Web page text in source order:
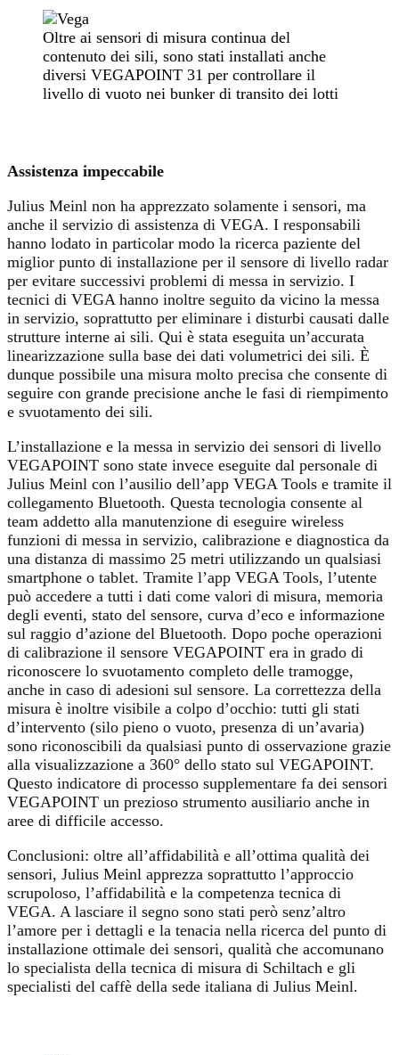
Oltre ai sensori di misura continua del
contenuto dei sili, sono stati installati anche
diversi VEGAPOINT 31 per controllare il
livello di vuoto nei bunker di transito dei lotti
Assistenza impeccabile
Julius Meinl non ha apprezzato solamente i sensori, ma
anche il servizio di assistenza di VEGA. I responsabili
hanno lodato in particolar modo la ricerca paziente del
miglior punto di installazione per il sensore di livello radar
per evitare successivi problemi di messa in servizio. I
tecnici di VEGA hanno inoltre seguito da vicino la messa
in servizio, soprattutto per eliminare i disturbi causati dalle
strutture interne ai sili. Qui è stata eseguita un’accurata
linearizzazione sulla base dei dati volumetrici dei sili. È
dunque possibile una misura molto precisa che consente di
seguire con grande precisione anche le fasi di riempimento
e svuotamento dei sili.
L’installazione e la messa in servizio dei sensori di livello
VEGAPOINT sono state invece eseguite dal personale di
Julius Meinl con l’ausilio dell’app VEGA Tools e tramite il
collegamento Bluetooth. Questa tecnologia consente al
team addetto alla manutenzione di eseguire wireless
funzioni di messa in servizio, calibrazione e diagnostica da
una distanza di massimo 25 metri utilizzando un qualsiasi
smartphone o tablet. Tramite l’app VEGA Tools, l’utente
può accedere a tutti i dati come valori di misura, memoria
degli eventi, stato del sensore, curva d’eco e informazione
sul raggio d’azione del Bluetooth. Dopo poche operazioni
di calibrazione il sensore VEGAPOINT era in grado di
riconoscere lo svuotamento completo delle tramogge,
anche in caso di adesioni sul sensore. La correttezza della
misura è inoltre visibile a colpo d’occhio: tutti gli stati
d’intervento (silo pieno o vuoto, presenza di un’avaria)
sono riconoscibili da qualsiasi punto di osservazione grazie
alla visualizzazione a 360° dello stato sul VEGAPOINT.
Questo indicatore di processo supplementare fa dei sensori
VEGAPOINT un prezioso strumento ausiliario anche in
aree di difficile accesso.
Conclusioni: oltre all’affidabilità e all’ottima qualità dei
sensori, Julius Meinl apprezza soprattutto l’approccio
scrupoloso, l’affidabilità e la competenza tecnica di
VEGA. A lasciare il segno sono stati però senz’altro
l’amore per i dettagli e la tenacia nella ricerca del punto di
installazione ottimale dei sensori, qualità che accomunano
lo specialista della tecnica di misura di Schiltach e gli
specialisti del caffè della sede italiana di Julius Meinl.